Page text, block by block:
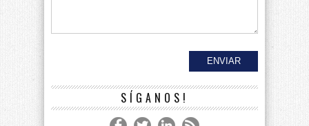
SÍGANOS!